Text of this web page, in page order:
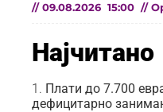
// 09.08.2026 15:00 //
Најчитано
Плати до 7.700
дефицитарно